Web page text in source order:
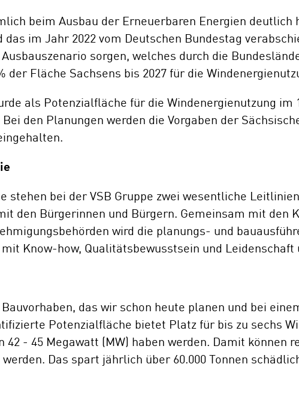
beim Ausbau der Erneuerbaren Energien
im Jahr 2022 vom Deutschen Bundestag
sorgen, welches durch die
Fläche Sachsens bis 2027 für die
als Potenzialfläche für die Windenergienutzung
den Planungen werden die Vorgaben der
bei der VSB Gruppe zwei wesentliche
den Bürgerinnen und Bürgern. Gemeinsam mit den
wird die planungs- und
Know-how, Qualitätsbewusstsein und Leidenschaft
das wir schon heute planen und bei
Potenzialfläche bietet Platz für bis zu sechs
- 45 Megawatt (MW) haben werden. Damit können
Das spart jährlich über 60.000 Tonnen